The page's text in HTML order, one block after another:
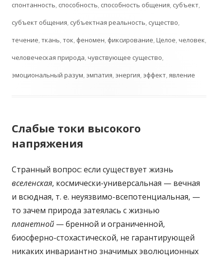
спонтанность, способность, способность общения, субъект,
субъект общения, субъектная реальность, существо,
течение,ткань,ток, феномен, фиксирование,Целое,человек,
человеческая природа,чувствующее существо,
эмоциональный разум, эмпатия, энергия, эффект,явление
Слабые токи высокого
напряжения
Странный вопрос: если существует жизнь
вселенская, космически-универсальная — вечная
и всюдная, т. е. неуязвимо-всепотенциальная, —
то зачем природа затеялась с жизнью
планетной — бренной и ограниченной,
биосферно-стохастической, не гарантирующей
никаких инвариантно значимых эволюционных